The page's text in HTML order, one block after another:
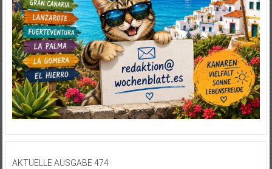
AKTUELLE AUSGABE 474